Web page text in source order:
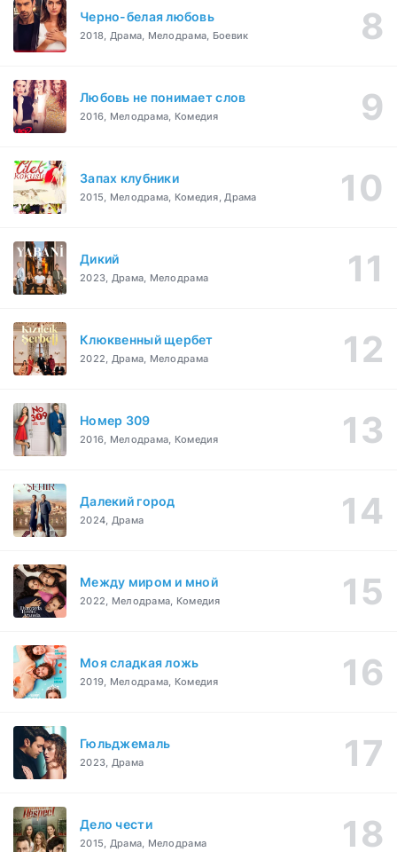
Черно-белая любовь
2018, Драма, Мелодрама, Боевик
Любовь не понимает слов
2016, Мелодрама, Комедия
Запах клубники
2015, Мелодрама, Комедия, Драма
Дикий
2023, Драма, Мелодрама
Клюквенный щербет
2022, Драма, Мелодрама
Номер 309
2016, Мелодрама, Комедия
Далекий город
2024, Драма
Между миром и мной
2022, Мелодрама, Комедия
Моя сладкая ложь
2019, Мелодрама, Комедия
Гюльджемаль
2023, Драма
Дело чести
2015, Драма, Мелодрама